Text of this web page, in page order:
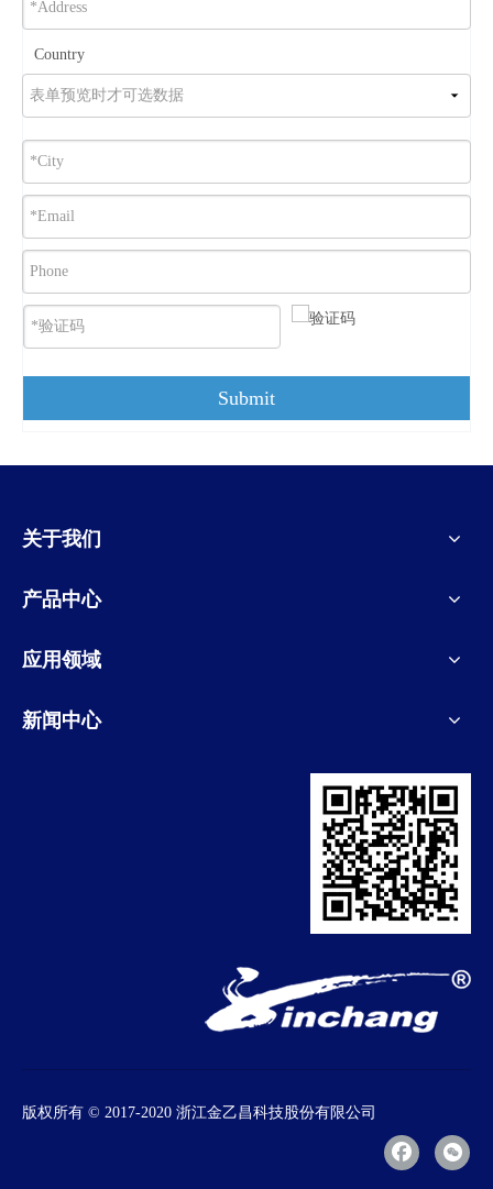
Country
Submit
关于我们
产品中心
应用领域
新闻中心
版权所有 © 2017-2020 浙江金乙昌科技股份有限公司